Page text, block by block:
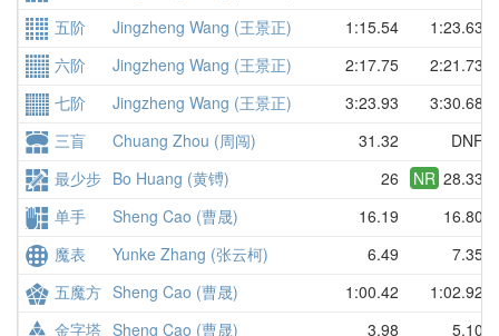
五阶
Jingzheng Wang (王景正) 1:15.54 1:23.63
六阶
Jingzheng Wang (王景正) 2:17.75 2:21.73
七阶
Jingzheng Wang (王景正) 3:23.93 3:30.68
三盲
Chuang Zhou (周闯) 31.32 DNF
最少步 Bo Huang (黄镈) 26 NR 28.33
单手
Sheng Cao (曹晟) 16.19 16.80
魔表
Yunke Zhang (张云柯) 6.49 7.35
五魔方 Sheng Cao (曹晟) 1:00.42 1:02.92
金字塔 Sheng Cao (曹晟) 3.98 5.10